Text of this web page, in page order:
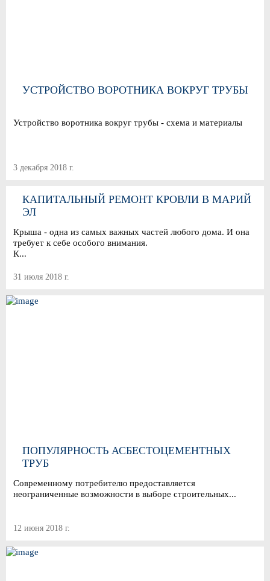
УСТРОЙСТВО ВОРОТНИКА ВОКРУГ ТРУБЫ
Устройство воротника вокруг трубы - схема и материалы
3 декабря 2018 г.
КАПИТАЛЬНЫЙ РЕМОНТ КРОВЛИ В МАРИЙ
ЭЛ
Крыша - одна из самых важных частей любого дома. И она
требует к себе особого внимания.
К...
31 июля 2018 г.
ПОПУЛЯРНОСТЬ АСБЕСТОЦЕМЕНТНЫХ
ТРУБ
Современному потребителю предоставляется
неограниченные возможности в выборе строительных...
12 июня 2018 г.